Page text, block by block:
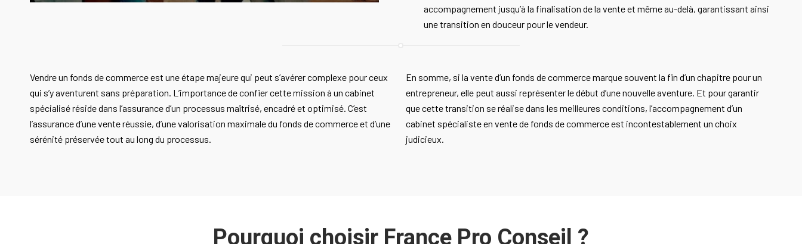
accompagnement jusqu’à la finalisation de la vente et même au-delà, garantissant ainsi
une transition en douceur pour le vendeur.
Vendre un fonds de commerce est une étape majeure qui peut s’avérer complexe pour ceux
qui s’y aventurent sans préparation. L’importance de confier cette mission à un cabinet
spécialisé réside dans l’assurance d’un processus maîtrisé, encadré et optimisé. C’est
l’assurance d’une vente réussie, d’une valorisation maximale du fonds de commerce et d’une
sérénité préservée tout au long du processus.
En somme, si la vente d’un fonds de commerce marque souvent la fin d’un chapitre pour un
entrepreneur, elle peut aussi représenter le début d’une nouvelle aventure. Et pour garantir
que cette transition se réalise dans les meilleures conditions, l’accompagnement d’un
cabinet spécialiste en vente de fonds de commerce est incontestablement un choix
judicieux.
Pourquoi choisir France Pro Conseil ?